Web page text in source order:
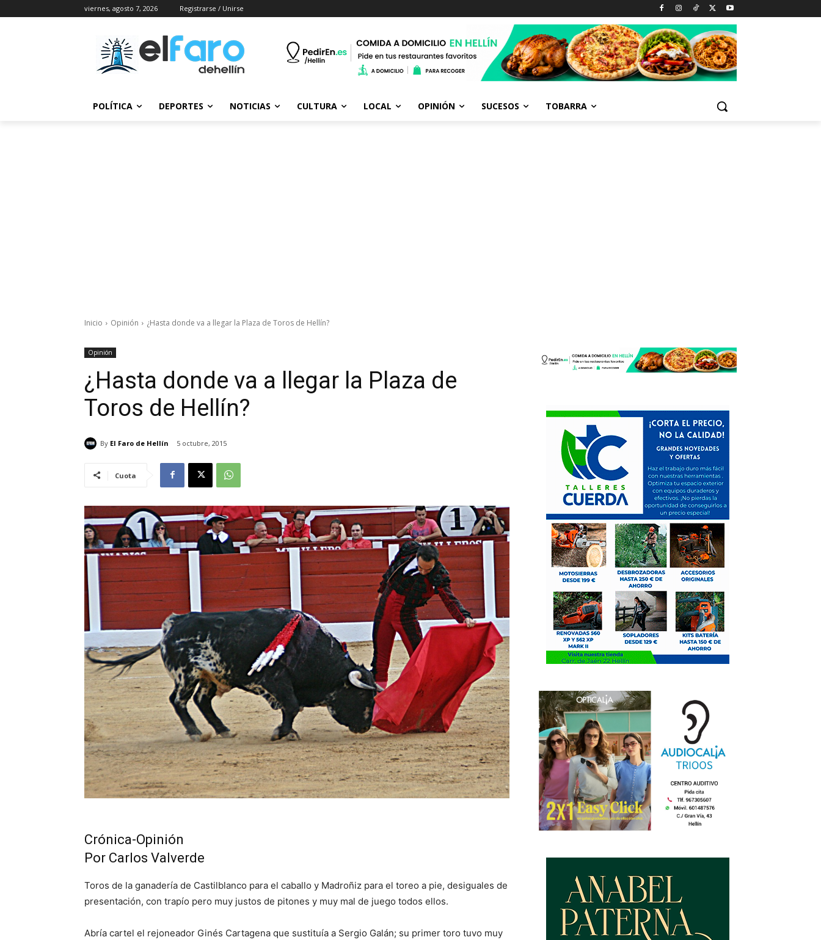
viernes, agosto 7, 2026 Registrarse / Unirse
POLÍTICA DEPORTES NOTICIAS CULTURA LOCAL OPINIÓN SUCESOS TOBARRA
Inicio Opinión ¿Hasta donde va a llegar la Plaza de Toros de Hellín?
Opinión
¿Hasta donde va a llegar la Plaza de
Toros de Hellín?
By El Faro de Hellín 5 octubre, 2015
Cuota
Crónica-Opinión
Por Carlos Valverde
Toros de la ganadería de Castilblanco para el caballo y Madroñiz para el toreo a pie, desiguales de
presentación, con trapío pero muy justos de pitones y muy mal de juego todos ellos.
Abría cartel el rejoneador Ginés Cartagena que sustituía a Sergio Galán; su primer toro tuvo muy